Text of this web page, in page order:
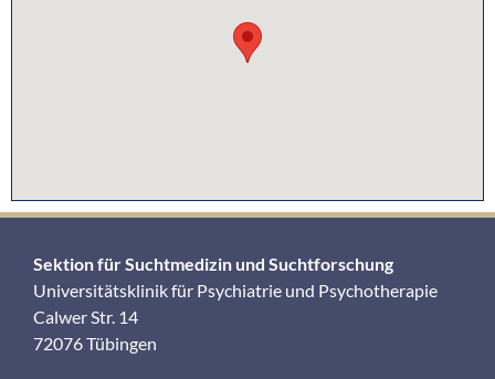
Sektion für Suchtmedizin und Suchtforschung
Universitätsklinik für Psychiatrie und Psychotherapie
Calwer Str. 14
72076 Tübingen